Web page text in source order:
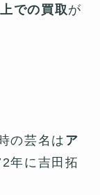
での買取が
の芸名は ア
年に吉田拓